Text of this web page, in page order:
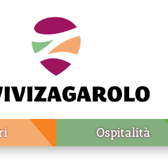
Ospitalità